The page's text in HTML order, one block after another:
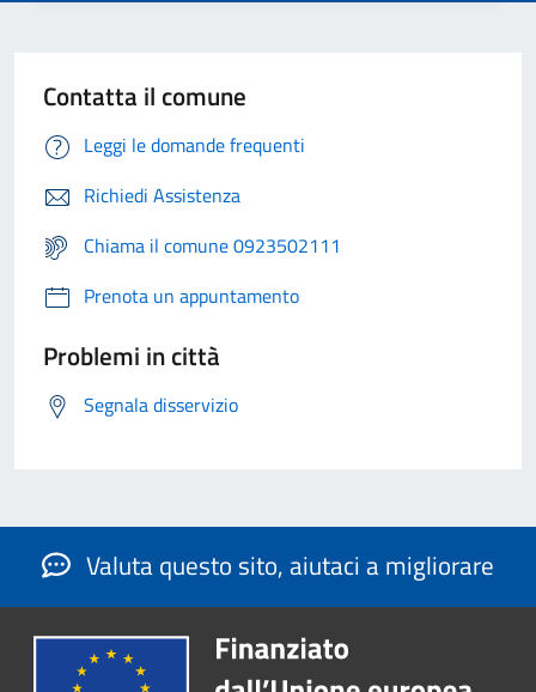
Contatta il comune
Leggi le domande frequenti
Richiedi Assistenza
Chiama il comune 0923502111
Prenota un appuntamento
Problemi in città
Segnala disservizio
Valuta questo sito, aiutaci a migliorare